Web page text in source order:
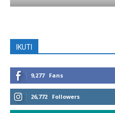
IKUTI
9,277 Fans
26,772 Followers